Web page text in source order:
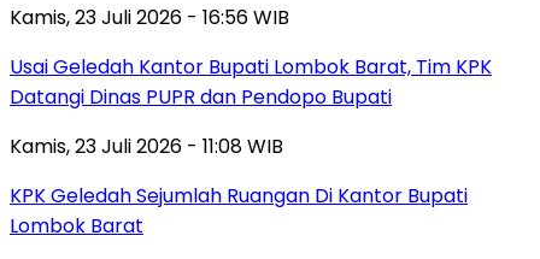
Kamis, 23 Juli 2026 - 16:56 WIB
Usai Geledah Kantor Bupati Lombok Barat, Tim KPK
Datangi Dinas PUPR dan Pendopo Bupati
Kamis, 23 Juli 2026 - 11:08 WIB
KPK Geledah Sejumlah Ruangan Di Kantor Bupati
Lombok Barat